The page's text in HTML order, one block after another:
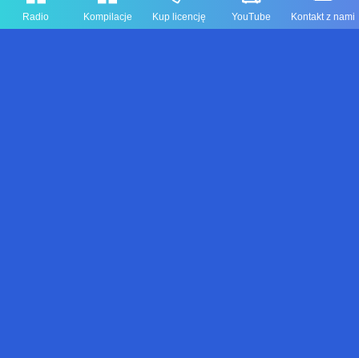
Radio Kompilacje Kup licencję YouTube Kontakt z nami